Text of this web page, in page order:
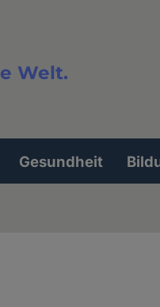
Welt.
Gesundheit